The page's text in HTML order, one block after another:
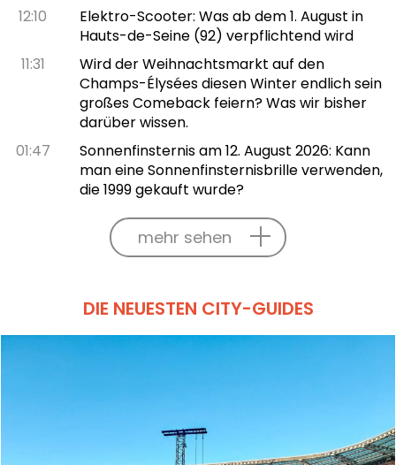
12:10
Elektro-Scooter: Was ab dem 1. August in
Hauts-de-Seine (92) verpflichtend wird
11:31
Wird der Weihnachtsmarkt auf den
Champs-Élysées diesen Winter endlich sein
großes Comeback feiern? Was wir bisher
darüber wissen.
01:47
Sonnenfinsternis am 12. August 2026: Kann
man eine Sonnenfinsternisbrille verwenden,
die 1999 gekauft wurde?
mehr sehen
DIE NEUESTEN CITY-GUIDES